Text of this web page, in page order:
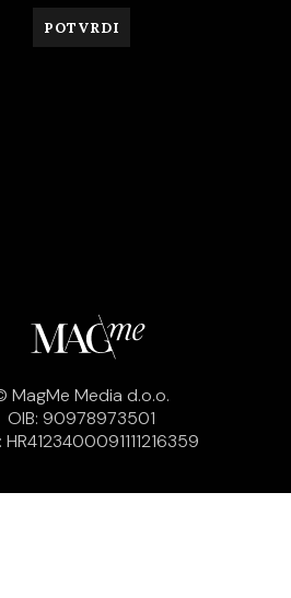
MagMe Media d.o.o.
OIB: 90978973501
HR4123400091111216359